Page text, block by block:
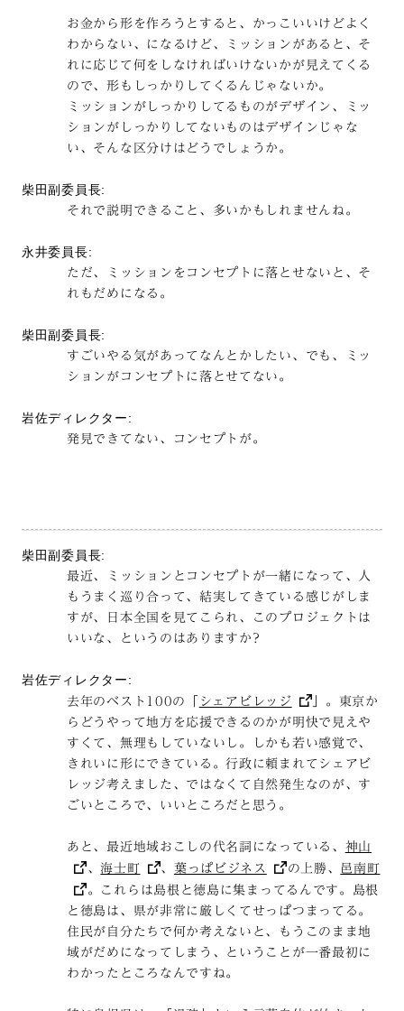
お金から形を作ろうとすると、かっこいいけどよく
わからない、になるけど、ミッションがあると、そ
れに応じて何をしなければいけないかが見えてくる
ので、形もしっかりしてくるんじゃないか。
ミッションがしっかりしてるものがデザイン、ミッ
ションがしっかりしてないものはデザインじゃな
い、そんな区分けはどうでしょうか。
柴田副委員長:
それで説明できること、多いかもしれませんね。
永井委員長:
ただ、ミッションをコンセプトに落とせないと、そ
れもだめになる。
柴田副委員長:
すごいやる気があってなんとかしたい、でも、ミッ
ションがコンセプトに落とせてない。
岩佐ディレクター:
発見できてない、コンセプトが。
柴田副委員長:
最近、ミッションとコンセプトが一緒になって、人
もうまく巡り合って、結実してきている感じがしま
すが、日本全国を見てこられ、このプロジェクトは
いいな、というのはありますか?
岩佐ディレクター:
去年のベスト100の「 シェアビレッジ
」。東京か
らどうやって地方を応援できるのかが明快で見えや
すくて、無理もしていないし。しかも若い感覚で、
きれいに形にできている。行政に頼まれてシェアビ
レッジ考えました、ではなくて自然発生なのが、す
ごいところで、いいところだと思う。
あと、最近地域おこしの代名詞になっている、 神山
、海士町 、 葉っぱビジネス の上勝、
邑南町
。これらは島根と徳島に集まってるんです。島根
と徳島は、県が非常に厳しくてせっぱつまってる。
住民が自分たちで何か考えないと、もうこのまま地
域がだめになってしまう、ということが一番最初に
わかったところなんですね。